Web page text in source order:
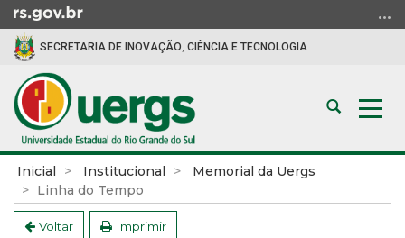
para
conteúdo
para
menu
para
SECRETARIA DE INOVAÇÃO, CIÊNCIA E TECNOLOGIA
Abrir
busca
Início
conteúdo
Inicial Institucional
Memorial da Uergs
Linha do Tempo
Voltar Imprimir